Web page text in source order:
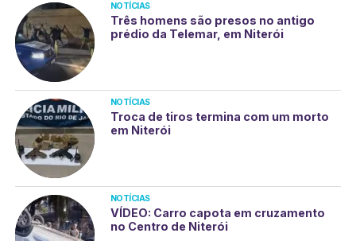
NOTÍCIAS
Três homens são presos no antigo
prédio da Telemar, em Niterói
NOTÍCIAS
Troca de tiros termina com um morto
em Niterói
NOTÍCIAS
VÍDEO: Carro capota em cruzamento
no Centro de Niterói